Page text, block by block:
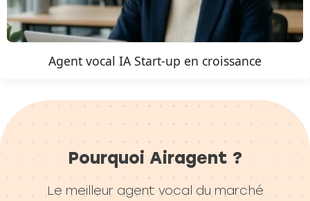
Agent vocal IA Start-up en croissance
Pourquoi Airagent ?
Le meilleur agent vocal du marché